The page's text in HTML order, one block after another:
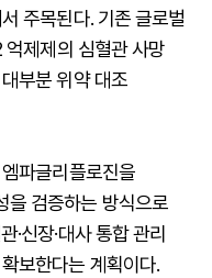
주목된다. 기존 글로벌
제제의 심혈관 사망
부분 위약 대조
파글리플로진을
을 검증하는 방식으로
·신장·대사 통합 관리
보한다는 계획이다.